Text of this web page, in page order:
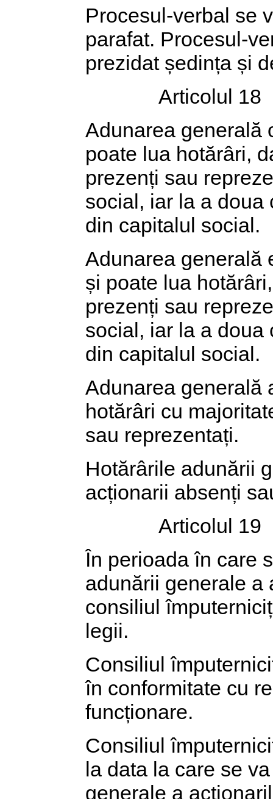
Procesul-verbal se
parafat. Procesul-
prezidat ședința și
Articolul 18
Adunarea generală
poate lua hotărâri,
prezenți sau
social, iar la a doua
din capitalul social.
Adunarea generală
și poate lua
prezenți sau
social, iar la a doua
din capitalul social.
Adunarea generală
hotărâri cu
sau reprezentați.
Hotărârile adunării
acționarii absenți
Articolul 19
În perioada în care
adunării generale a
consiliul
legii.
Consiliul
în conformitate cu
funcționare.
Consiliul
la data la care se
generale a